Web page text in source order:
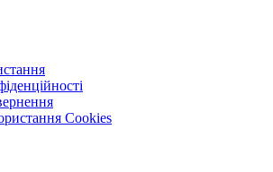
Cookies